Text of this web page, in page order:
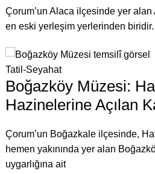
Çorum’un Alaca ilçesinde yer
en eski yerleşim yerlerinden
Tatil-Seyahat
Boğazköy Müzesi:
Hazinelerine Açılan
Çorum’un Boğazkale ilçesinde,
hemen yakınında yer alan
uygarlığına ait